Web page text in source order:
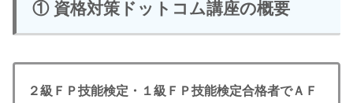
① 資格対策ドットコム講座の概要
２級ＦＰ技能検定・１級ＦＰ技能検定合格者でＡＦ